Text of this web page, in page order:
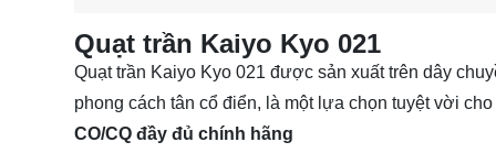
Quạt trần Kaiyo Kyo 021
Quạt trần Kaiyo Kyo 021 được sản xuất trên dây
phong cách tân cổ điển, là một lựa chọn tuyệt vời
CO/CQ đầy đủ chính hãng